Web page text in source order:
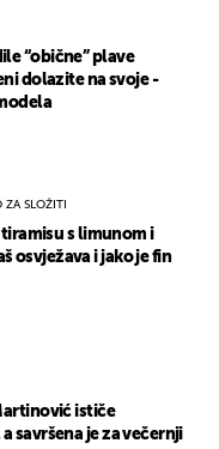
“obične” plave
dolazite na svoje -
ZA SLOŽITI
s limunom i
osvježava i jako je fin
ističe
savršena je za večernji